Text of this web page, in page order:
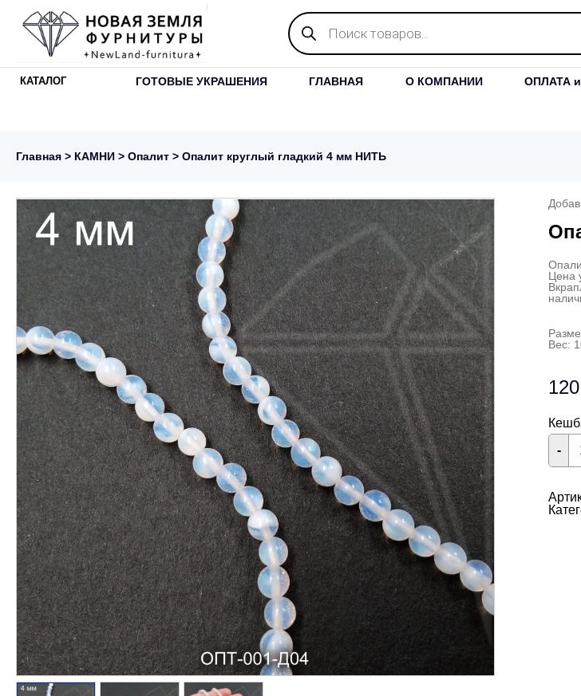
Поиск
товаров
КАТАЛОГ ГОТОВЫЕ УКРАШЕНИЯ ГЛАВНАЯ О КОМПАНИИ ОПЛАТА
Главная > КАМНИ > Опалит > Опалит круглый гладкий 4 мм НИТЬ
Цена
Вес:
-